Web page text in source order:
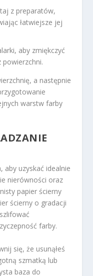
z preparatów,
łatwiejsze jej
aby zmiękczyć
powierzchni.
a następnie
warstw farby
aby uzyskać idealnie
nierówności oraz
papier ścierny
ścierny o gradacji
farby.
się, że usunąłeś
szmatką lub
baza do